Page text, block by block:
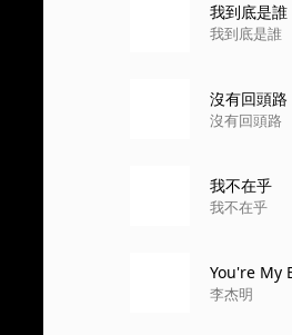
我到底是誰
我到底是誰
沒有回頭路
沒有回頭路
我不在乎
我不在乎
You're My
李杰明